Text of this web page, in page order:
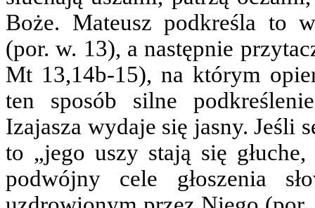
Boże. Mateusz podkreśla to
(por. w. 13), a następnie
Mt 13,14b-15), na którym
ten sposób silne
Izajasza wydaje się jasny. Jeśli
to „jego uszy stają się
podwójny cele głoszenia